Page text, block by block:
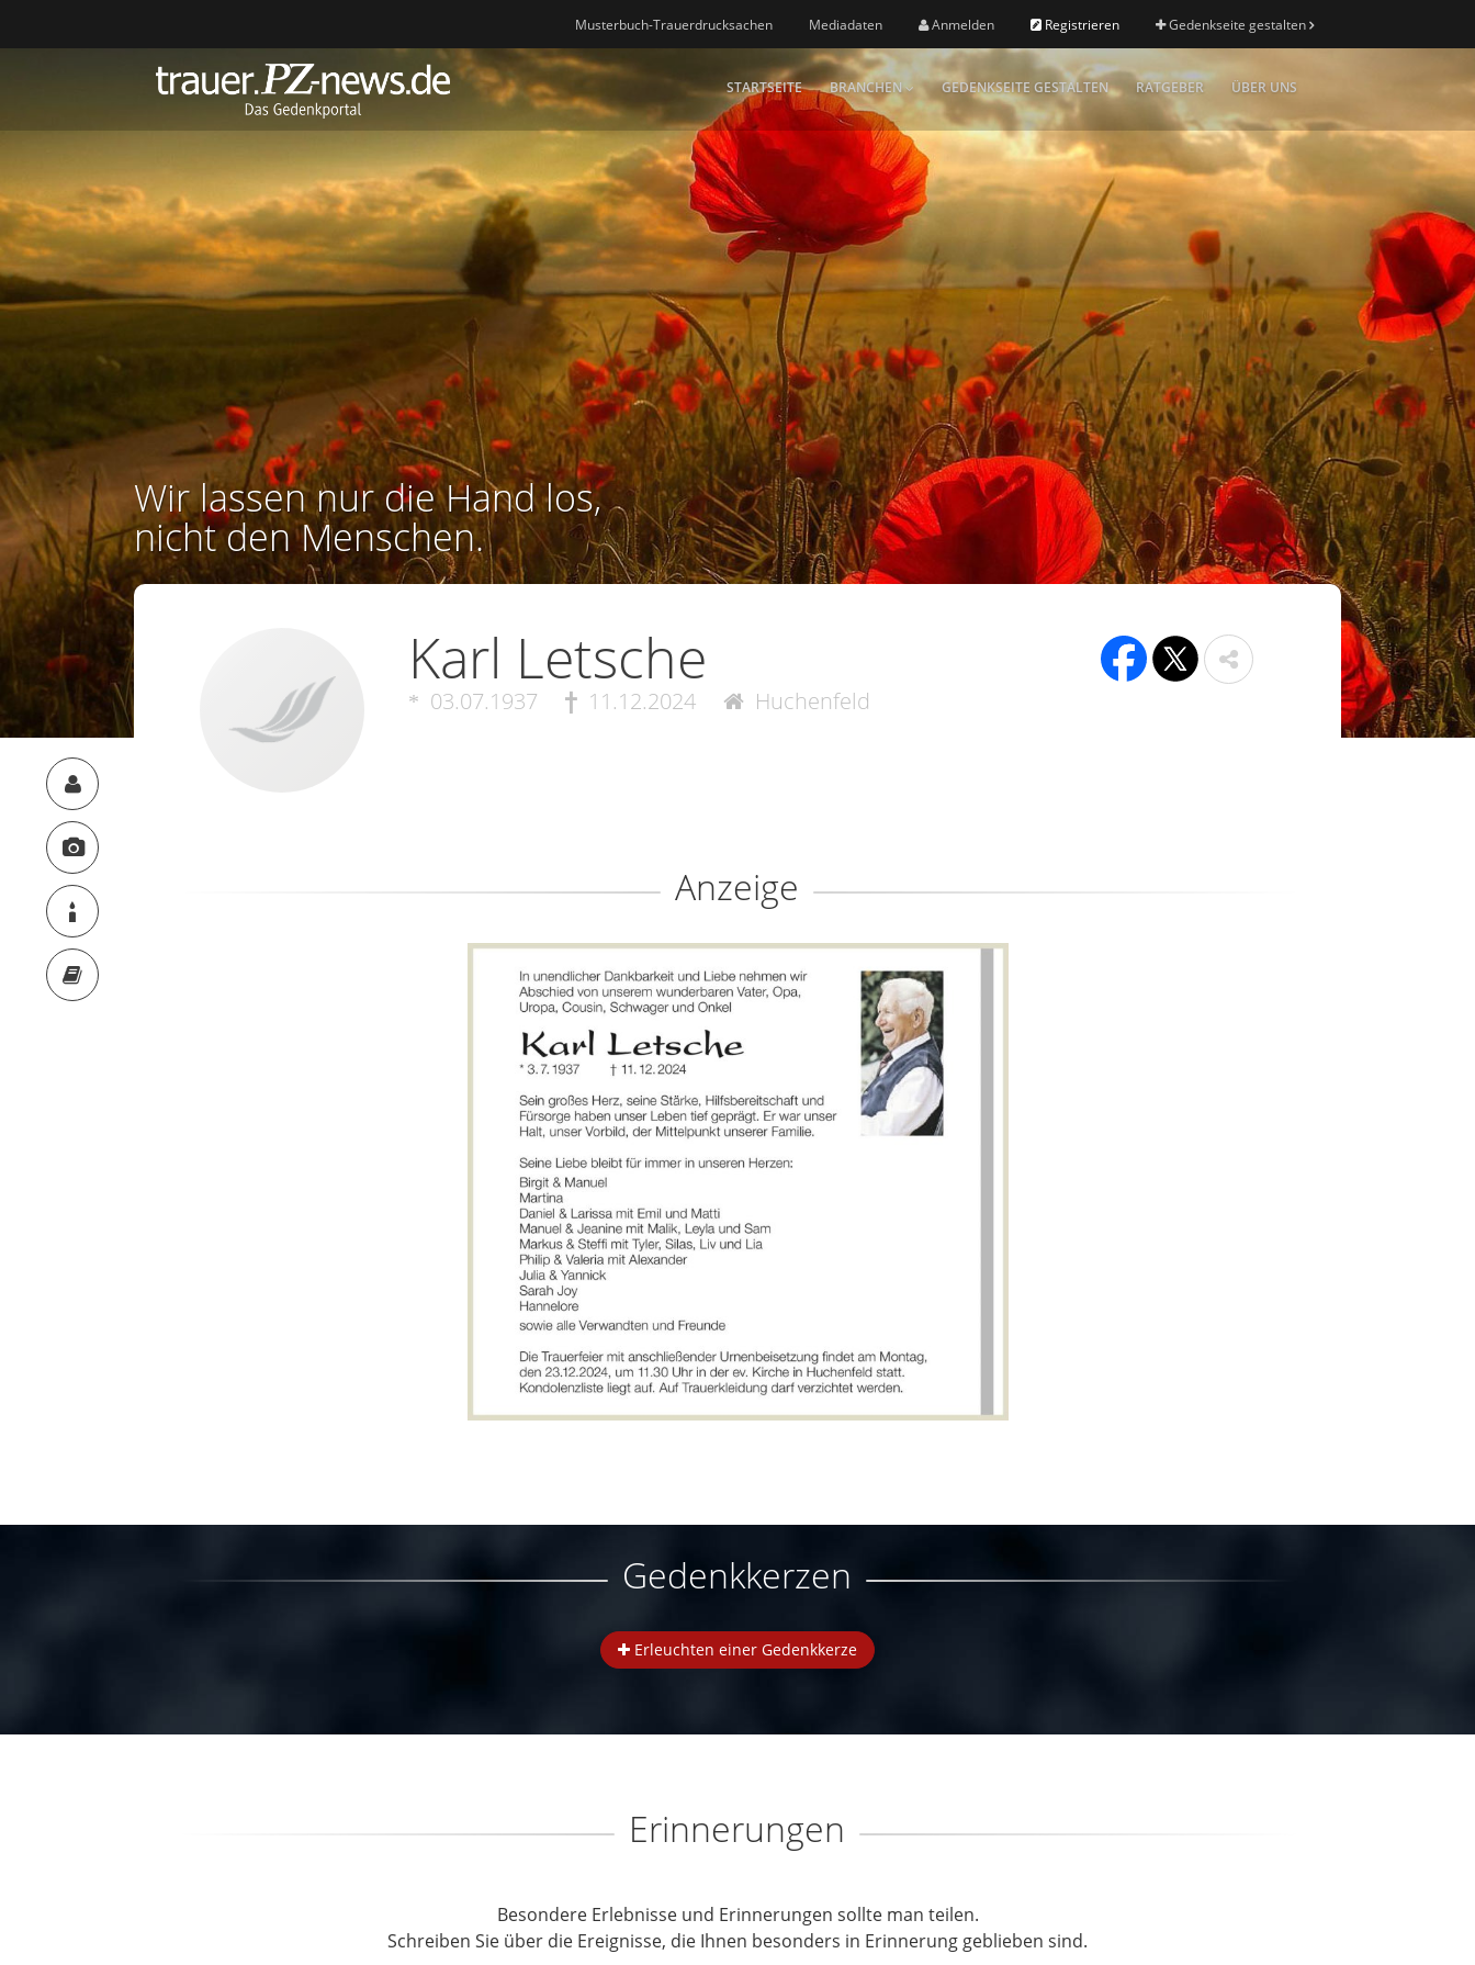
Musterbuch-Trauerdrucksachen Mediadaten Anmelden Registrieren Gedenkseite gestalten
STARTSEITE BRANCHEN GEDENKSEITE GESTALTEN RATGEBER ÜBER UNS
Wir lassen nur die Hand los,
nicht den Menschen.
Karl Letsche
03.07.1937 11.12.2024 Huchenfeld
Anzeige
Gedenkkerzen
Erleuchten einer Gedenkkerze
Erinnerungen
Besondere Erlebnisse und Erinnerungen sollte man teilen.
Schreiben Sie über die Ereignisse, die Ihnen besonders in Erinnerung geblieben sind.